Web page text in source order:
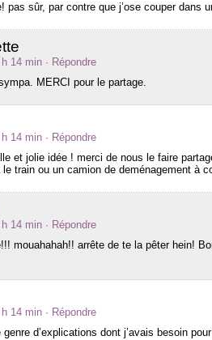
pas sûr, par contre que j’ose couper dans
14 min · Répondre
MERCI pour le partage.
14 min · Répondre
et jolie idée ! merci de nous le faire
train ou un camion de deménagement à
14 min · Répondre
mouahahah!! arrête de te la pêter hein!
14 min · Répondre
d’explications dont j’avais besoin